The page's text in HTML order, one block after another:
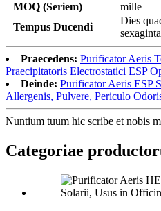
MOQ (Seriem)
mille
Tempus Ducendi
Dies
sexaginta
Praecedens: Purificator Aeris
Praecipitatoris Electrostatici ESP
Deinde: Purificator Aeris ESP
Allergenis, Pulvere, Periculo
Nuntium tuum hic scribe et nobis
Categoriae